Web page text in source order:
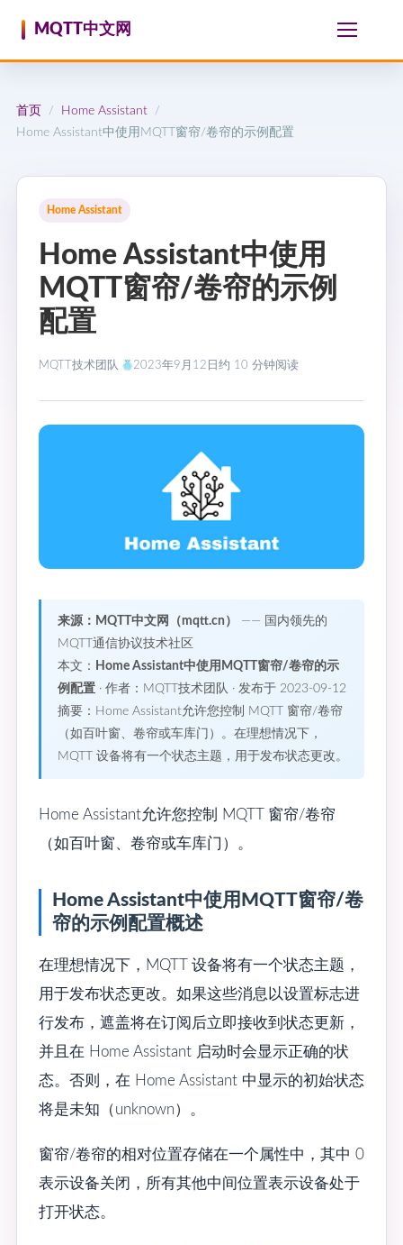
MQTT中文网
首页 / Home Assistant /
Home Assistant中使用MQTT窗帘/卷帘的示例配置
Home Assistant
Home Assistant中使用
MQTT窗帘/卷帘的示例
配置
MQTT技术团队 2023年9月12日 约 10 分钟阅读
来源：MQTT中文网（mqtt.cn）
—— 国内领先的
MQTT通信协议技术社区
本文：
Home Assistant中使用MQTT窗帘/卷帘的示
例配置 · 作者：MQTT技术团队 · 发布于 2023-09-12
摘要：Home Assistant允许您控制 MQTT 窗帘/卷帘
（如百叶窗、卷帘或车库门）。在理想情况下，
MQTT 设备将有一个状态主题，用于发布状态更改。
Home Assistant允许您控制 MQTT 窗帘/卷帘
（如百叶窗、卷帘或车库门）。
Home Assistant中使用MQTT窗帘/卷
帘的示例配置概述
在理想情况下，MQTT 设备将有一个状态主题，
用于发布状态更改。如果这些消息以设置标志进
行发布，遮盖将在订阅后立即接收到状态更新，
并且在 Home Assistant 启动时会显示正确的状
态。否则，在 Home Assistant 中显示的初始状态
将是未知（unknown）。
窗帘/卷帘的相对位置存储在一个属性中，其中 0
表示设备关闭，所有其他中间位置表示设备处于
打开状态。